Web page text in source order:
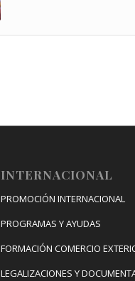
INTERNACIONAL
PROMOCIÓN INTERNACIONAL
PROGRAMAS Y AYUDAS
FORMACIÓN COMERCIO
LEGALIZACIONES Y